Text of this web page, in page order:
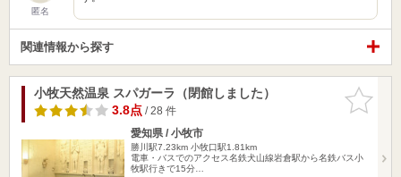
匿名
関連情報から探す
お気に入
りに追加
小牧天然温泉 スパガーラ（閉館しました）
3.8点/ 28 件
愛知県 / 小牧市
勝川駅7.23km 小牧口駅1.81km
電車・バスでのアクセス名鉄犬山線岩倉駅から名鉄バス小
牧駅行きで15分…